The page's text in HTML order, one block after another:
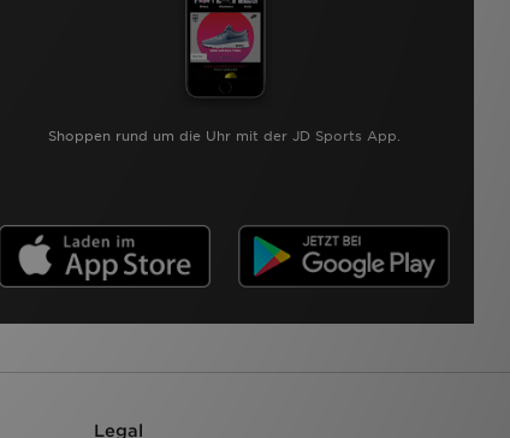
Shoppen rund um die Uhr mit der JD Sports App.
Legal